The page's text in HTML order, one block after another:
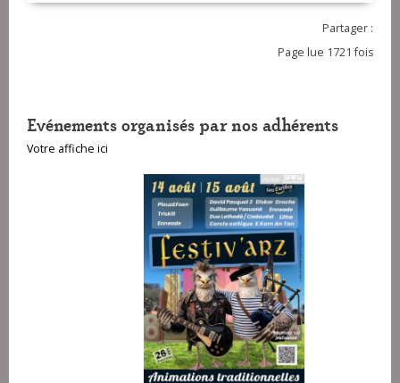
Partager :
Page lue 1721 fois
Evénements organisés par nos adhérents
Votre affiche ici